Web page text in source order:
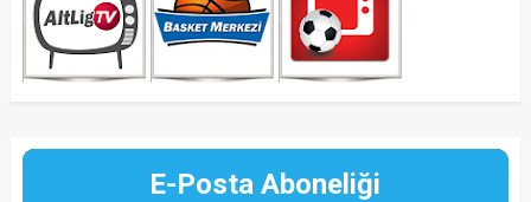
E-Posta Aboneliği